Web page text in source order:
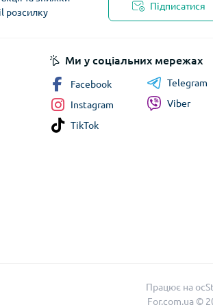
розсилку
Підписатися
Ми у соціальних мережах
Facebook
Instagram
TikTok
Telegram
Viber
Працює на
For.com.ua ©